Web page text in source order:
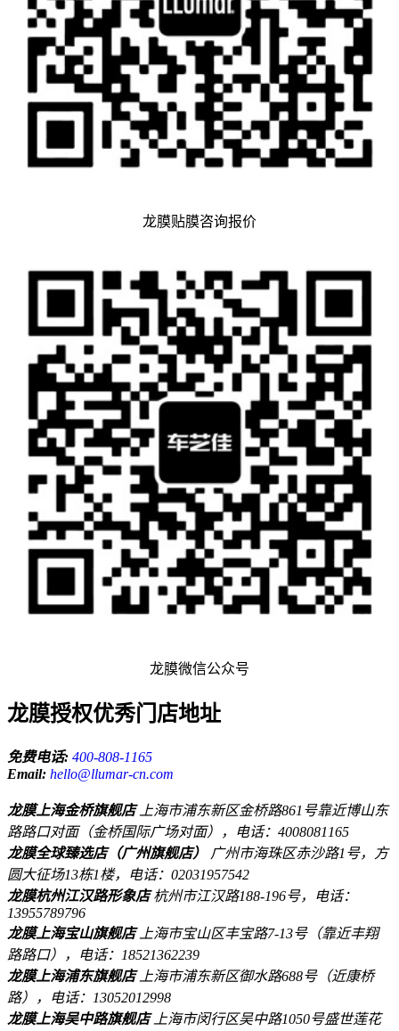
龙膜贴膜咨询报价
龙膜微信公众号
龙膜授权优秀门店地址
免费电话: 400-808-1165
Email: hello@llumar-cn.com
龙膜上海金桥旗舰店 上海市浦东新区金桥路861号靠近博山东
路路口对面（金桥国际广场对面），电话：4008081165
龙膜全球臻选店（广州旗舰店）
广州市海珠区赤沙路1号，方
圆大征场13栋1楼，电话：02031957542
龙膜杭州江汉路形象店杭州市江汉路188-196号，电话：
13955789796
龙膜上海宝山旗舰店 上海市宝山区丰宝路7-13号（靠近丰翔
路路口），电话：18521362239
龙膜上海浦东旗舰店 上海市浦东新区御水路688号（近康桥
路），电话：13052012998
龙膜上海吴中路旗舰店 上海市闵行区吴中路1050号盛世莲花